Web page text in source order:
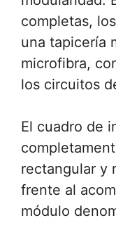
completas,
una tapicería
microfibra,
los circuitos
El cuadro de
rectangular y
frente al
módulo